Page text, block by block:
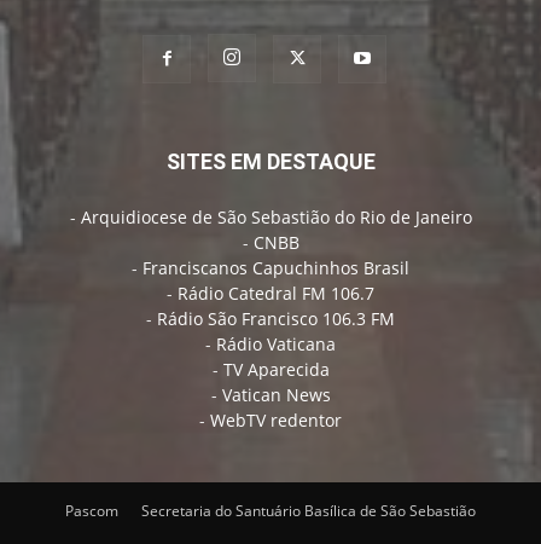
SITES EM DESTAQUE
- Arquidiocese de São Sebastião do Rio de Janeiro
- CNBB
- Franciscanos Capuchinhos Brasil
- Rádio Catedral FM 106.7
- Rádio São Francisco 106.3 FM
- Rádio Vaticana
- TV Aparecida
- Vatican News
- WebTV redentor
Pascom Secretaria do Santuário Basílica de São Sebastião